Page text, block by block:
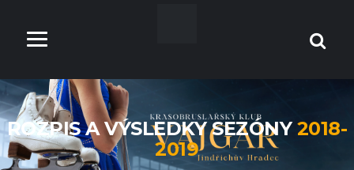
ROZPIS A VÝSLEDKY SEZÓNY 2018-
2019